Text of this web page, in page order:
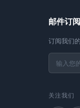
邮件订阅
订阅我们
关注我们